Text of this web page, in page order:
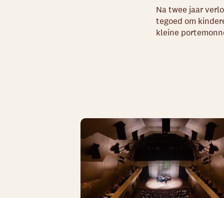
Na twee jaar
tegoed om
kleine